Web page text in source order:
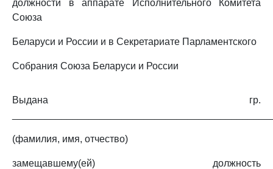
должности в аппарате Исполнительного Комитета
Союза
Беларуси и России и в Секретариате Парламентского
Собрания Союза Беларуси и России
Выдана гр.
(фамилия, имя, отчество)
замещавшему(ей) должность